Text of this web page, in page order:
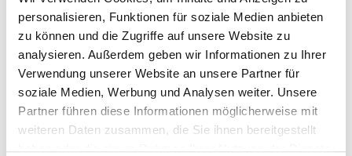
personalisieren, Funktionen für soziale Medien anbieten
zu können und die Zugriffe auf unsere Website zu
analysieren. Außerdem geben wir Informationen zu Ihrer
Verwendung unserer Website an unsere Partner für
soziale Medien, Werbung und Analysen weiter. Unsere
Partner führen diese Informationen möglicherweise mit
weiteren Daten zusammen, die Sie ihnen bereitgestellt